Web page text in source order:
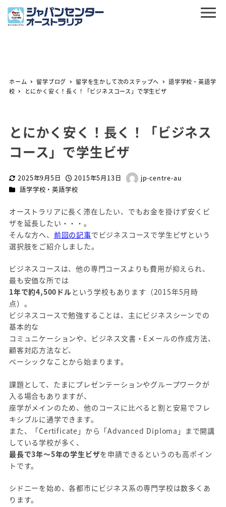
ホーム 留学ブログ 留学を生かして次のステップへ
語学学校・英語学
校
とにかく安く！長く！「ビジネスコース」で学生ビザ
とにかく安く！長く！「ビジネス
コース」で学生ビザ
更新日2025年9月5日 投稿日2015年5月13日
著
jp-centre-au
カテゴリー
語学学校・英語学校
オーストラリアに長く滞在したい、でもお金を掛けず安くビ
ザを延長したい・・・。
そんな方へ、 前回の記事でビジネスコースで学生ビザという
選択肢をご紹介しました。
ビジネスコースは、他の専門コースよりも費用が抑えられ、
最も安価な所では
1年で約4,500ドル という学校もあります（2015年5月時
点）。
ビジネスコースで勉強することは、主にビジネスシーンでの
基本的な
コミュニケーションや、 ビジネス文書・Eメールの作成方法、
顧客対応方法など、
ベーシックなことから始まります。
課題として、たまにプレゼンテーションやグループワークが
入る場合もありますが、
座学がメインのため、他のコースに比べると割と安易でフレ
キシブルに通学できます。
また、「Certificate」から「Advanced Diploma」まで開講
している学校が多く、
最長で3年～5年の学生ビザを申請できるというのも高ポイン
トです。
シドニーを始め、各都市にビジネス系の専門学校は数多くあ
ります。